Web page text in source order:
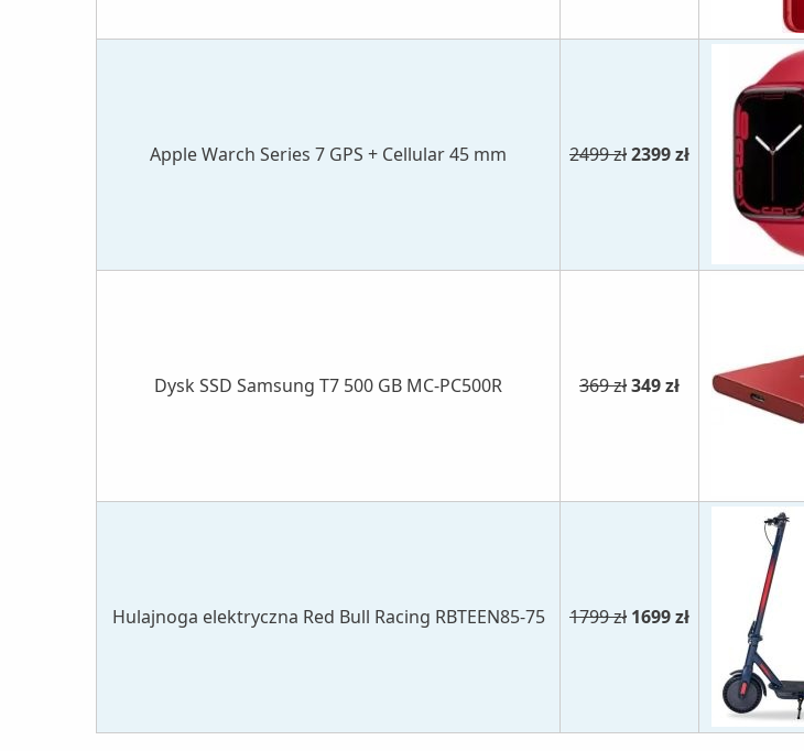
Apple Warch Series 7 GPS + Cellular 45 mm 2499 zł2399 zł
Dysk SSD Samsung T7 500 GB MC-PC500R 369 zł349 zł
Hulajnoga elektryczna Red Bull Racing RBTEEN85-75 1799 zł 1699 zł